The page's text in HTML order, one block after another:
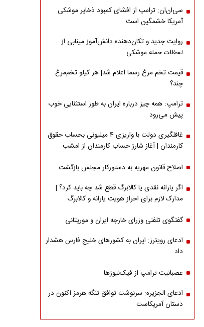
سی‌ان‌ان: ترامپ از افشای کمبود ذخایر موشکی
آمریکا خشمگین است
روایت جدید و تکان‌دهنده دانش‌آموز مینابی از
لحظات حمله موشکی
قیمت تخم مرغ رسما اعلام شد| هر کیلو تخم‌مرغ
چند؟
ترامپ: همه چیز درباره ایران به طور استثنایی خوب
پیش می‌رود
غافلگیری دولت با واریزی 4 میلیونی بحساب حقوق
کارمندان | آغاز شارژ حساب کارمندان از امشب
اصلاح قانون مهریه به دستورکار مجلس بازگشت
اگر یارانه نقدی یا کالابرگ قطع شد چه باید کرد؟ |
مدارک لازم برای احراز هویت یارانه و کالابرگ
گفتگوی تلفنی وزرای خارجه ایران و موریتانی
ادعای رویترز: ایران به کشورهای خلیج فارس هشدار
داد
عصبانیت ترامپ از فیک‌نیوزها
ادعای الجزیره: سرنوشت توافق تنگه هرمز اکنون در
دستان آمریکاست